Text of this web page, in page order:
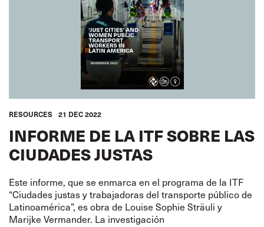
RESOURCES 21 DEC 2022
INFORME DE LA ITF SOBRE LAS
CIUDADES JUSTAS
Este informe, que se enmarca en el programa de la ITF
“Ciudades justas y trabajadoras del transporte público de
Latinoamérica”, es obra de Louise Sophie Sträuli y
Marijke Vermander. La investigación